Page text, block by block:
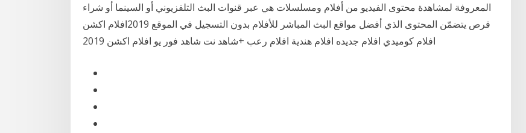
المعروفة لمشاهدة محتوى الفيديو من أفلام ومسلسلات هي عبر قنوات البث التلفزيوني أو السينما أو شراء
قرص يتضمّن المحتوى الذي أفضل مواقع البث المباشر للأفلام بدون التسجيل في الموقع 2019افلام اكشن
افلام كوميدي افلام جديده افلام هندية افلام رعب +شاهد نت شاهد فور يو افلام اكشن 2019